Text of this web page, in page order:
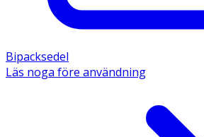
Bipacksedel
Läs noga före användning